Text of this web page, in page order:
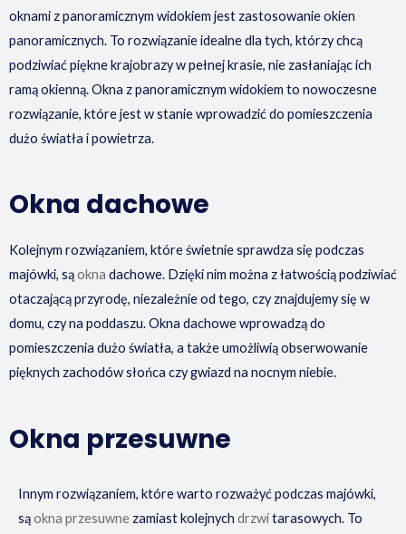
oknami z panoramicznym widokiem jest zastosowanie okien
panoramicznych. To rozwiązanie idealne dla tych, którzy chcą
podziwiać piękne krajobrazy w pełnej krasie, nie zasłaniając ich
ramą okienną. Okna z panoramicznym widokiem to nowoczesne
rozwiązanie, które jest w stanie wprowadzić do pomieszczenia
dużo światła i powietrza.
Okna dachowe
Kolejnym rozwiązaniem, które świetnie sprawdza się podczas
majówki, sąokna dachowe. Dzięki nim można z łatwością podziwiać
otaczającą przyrodę, niezależnie od tego, czy znajdujemy się w
domu, czy na poddaszu. Okna dachowe wprowadzą do
pomieszczenia dużo światła, a także umożliwią obserwowanie
pięknych zachodów słońca czy gwiazd na nocnym niebie.
Okna przesuwne
Innym rozwiązaniem, które warto rozważyć podczas majówki,
sąokna przesuwne zamiast kolejnych drzwitarasowych. To